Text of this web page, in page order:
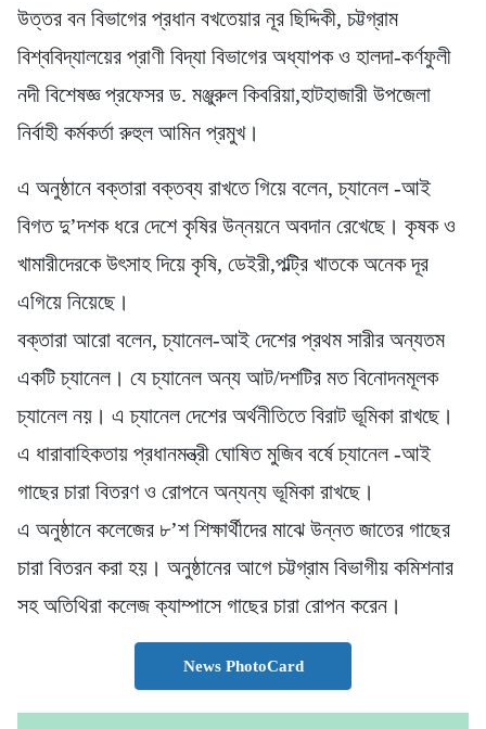
উত্তর বন বিভাগের প্রধান বখতেয়ার নূর ছিদ্দিকী, চট্টগ্রাম
বিশ্ববিদ্যালয়ের প্রাণী বিদ্যা বিভাগের অধ্যাপক ও হালদা-কর্ণফুলী
নদী বিশেষজ্ঞ প্রফেসর ড. মঞ্জুরুল কিবরিয়া,হাটহাজারী উপজেলা
নির্বাহী কর্মকর্তা রুহুল আমিন প্রমুখ।
এ অনুষ্ঠানে বক্তারা বক্তব্য রাখতে গিয়ে বলেন, চ্যানেল -আই
বিগত দু’দশক ধরে দেশে কৃষির উন্নয়নে অবদান রেখেছে। কৃষক ও
খামারীদেরকে উৎসাহ দিয়ে কৃষি, ডেইরী,পল্ট্রি খাতকে অনেক দূর
এগিয়ে নিয়েছে।
বক্তারা আরো বলেন, চ্যানেল-আই দেশের প্রথম সারীর অন্যতম
একটি চ্যানেল। যে চ্যানেল অন্য আট/দশটির মত বিনোদনমূলক
চ্যানেল নয়। এ চ্যানেল দেশের অর্থনীতিতে বিরাট ভূমিকা রাখছে।
এ ধারাবাহিকতায় প্রধানমন্ত্রী ঘোষিত মুজিব বর্ষে চ্যানেল -আই
গাছের চারা বিতরণ ও রোপনে অন্যন্য ভূমিকা রাখছে।
এ অনুষ্ঠানে কলেজের ৮’শ শিক্ষার্থীদের মাঝে উন্নত জাতের গাছের
চারা বিতরন করা হয়। অনুষ্ঠানের আগে চট্টগ্রাম বিভাগীয় কমিশনার
সহ অতিথিরা কলেজ ক্যাম্পাসে গাছের চারা রোপন করেন।
News PhotoCard